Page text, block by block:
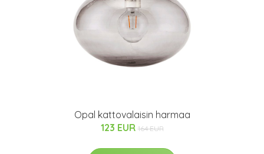
Opal kattovalaisin harmaa
123 EUR 164 EUR